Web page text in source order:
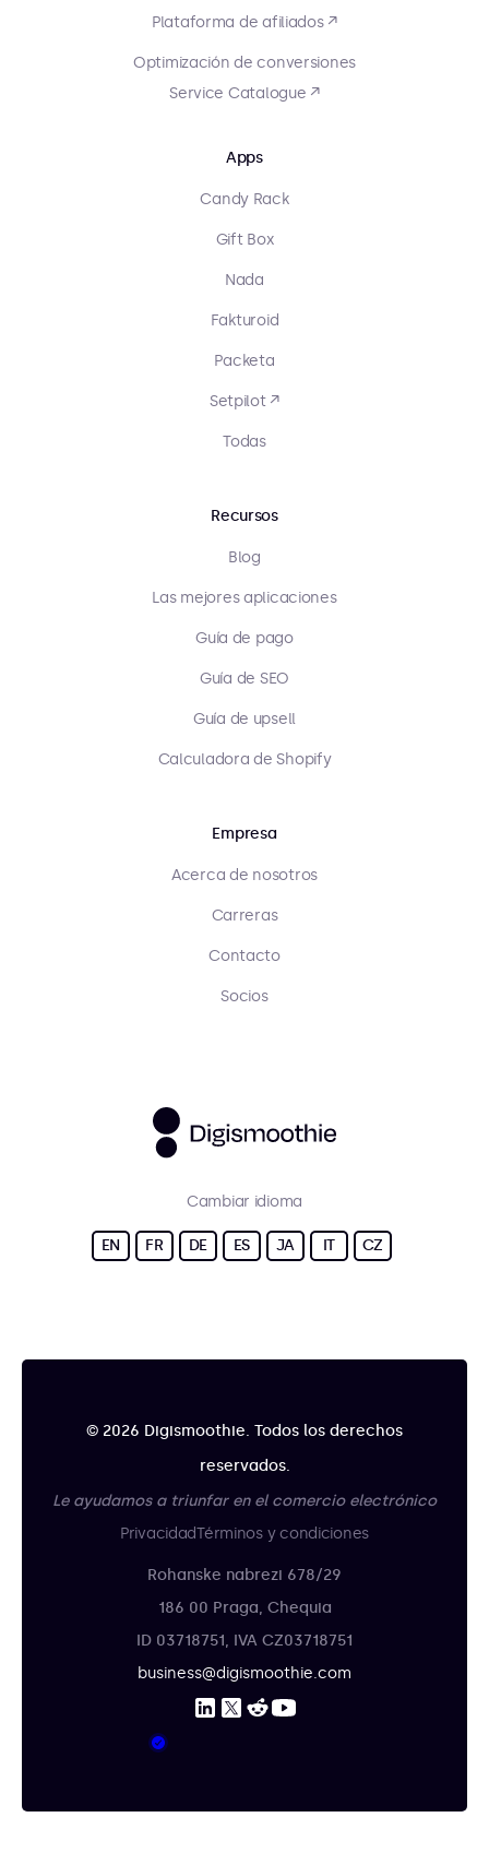
Plataforma de afiliados ↗
Optimización de conversiones
Service Catalogue ↗
Apps
Candy Rack
Gift Box
Nada
Fakturoid
Packeta
Setpilot ↗
Todas
Recursos
Blog
Las mejores aplicaciones
Guía de pago
Guía de SEO
Guía de upsell
Calculadora de Shopify
Empresa
Acerca de nosotros
Carreras
Contacto
Socios
Cambiar idioma
EN FR DE ES JA IT CZ
© 2026 Digismoothie. Todos los derechos
reservados.
Le ayudamos a triunfar en el comercio electrónico
PrivacidadTérminos y condiciones
Rohanske nabrezi 678/29
186 00 Praga, Chequia
ID 03718751, IVA CZ03718751
business@digismoothie.com